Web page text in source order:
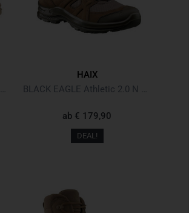
HAIX
ab € 179,90
DEAL!